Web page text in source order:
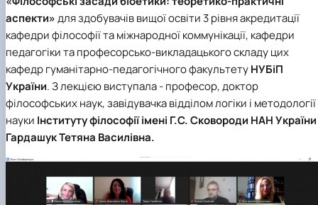
клуб»
Науковий гурток «Філософські проблеми
міжособистісної та міжгрупової комунікаці…
Науковий гурток «Історія держави і права
України»
аспекти»для здобувачів вищої освіти 3 рівня акредитації
кафедри філософії та міжнародної коммунікації, кафедри
педагогікита професорсько-викладацького складу цих
кафедргуманітарно-педагогічного факультетуНУБіП
України. З лекцією виступала - професор, доктор
філософських наук, завідувачка відділом логіки і методології
науки Інституту філософії імені Г.С. Сковороди НАН України
Гардашук Тетяна Василівна.